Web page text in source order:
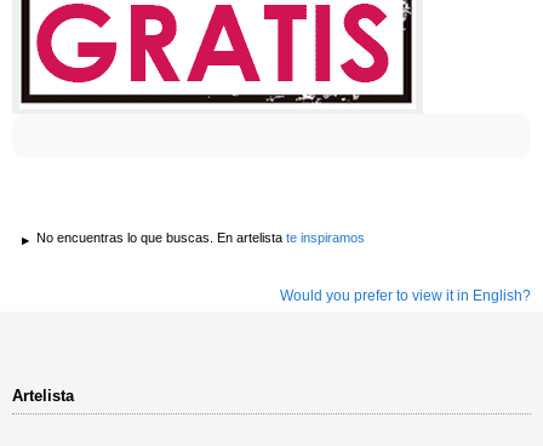
No encuentras lo que buscas. En artelista te inspiramos
Would you prefer to view it in English?
Artelista